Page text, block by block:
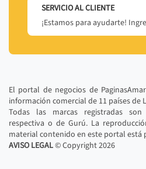
SERVICIO AL CLIENTE
¡Estamos para ayudarte!
El portal de negocios de
información comercial de 11 países de
Todas las marcas registradas
respectiva o de Gurú. La
material contenido en este portal está
AVISO LEGAL© Copyright2026